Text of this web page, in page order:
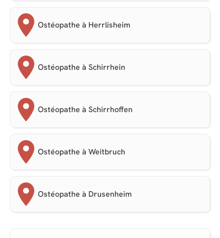
Ostéopathe à Herrlisheim
Ostéopathe à Schirrhein
Ostéopathe à Schirrhoffen
Ostéopathe à Weitbruch
Ostéopathe à Drusenheim